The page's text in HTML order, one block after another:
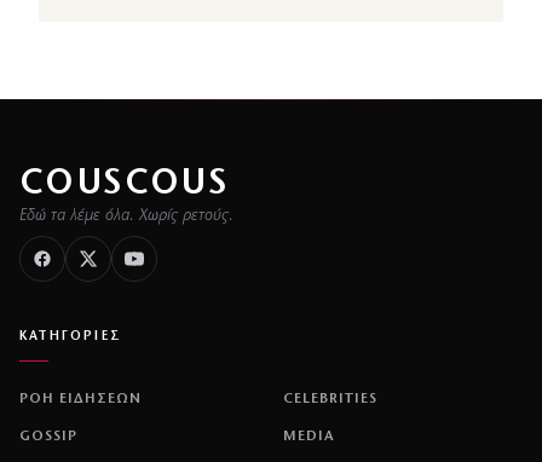
COUSCOUS
Εδώ τα λέμε όλα. Χωρίς ρετούς.
ΚΑΤΗΓΟΡΙΕΣ
ΡΟΗ ΕΙΔΗΣΕΩΝ CELEBRITIES
GOSSIP MEDIA